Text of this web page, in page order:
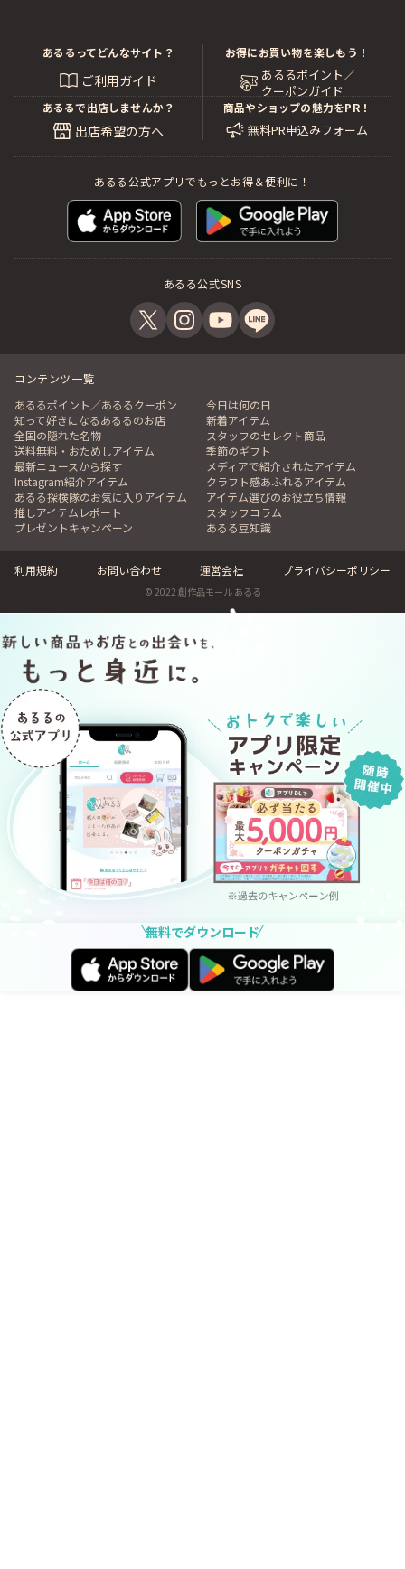
あるるってどんなサイト？
ご利用ガイド
お得にお買い物を楽しもう！
あるるポイント／
クーポンガイド
あるるで出店しませんか？
出店希望の方へ
商品やショップの魅力をPR！
無料PR申込みフォーム
あるる公式アプリでもっとお得＆便利に！
あるる公式SNS
コンテンツ一覧
あるるポイント／あるるクーポン
今日は何の日
知って好きになるあるるのお店
新着アイテム
全国の隠れた名物
スタッフのセレクト商品
送料無料・おためしアイテム
季節のギフト
最新ニュースから探す
メディアで紹介されたアイテム
Instagram紹介アイテム
クラフト感あふれるアイテム
あるる探検隊のお気に入りアイテム
アイテム選びのお役立ち情報
推しアイテムレポート
スタッフコラム
プレゼントキャンペーン
あるる豆知識
利用規約 お問い合わせ 運営会社 プライバシーポリシー
© 2022 創作品モール あるる
無料でダウンロード